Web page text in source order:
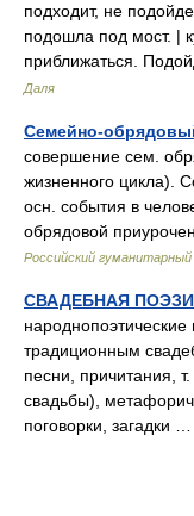
подходит, не
подошла под мост. |
приближаться.
Даля
Семейно-
совершение сем.
жизненного цикла).
осн. события в
обрядовой
Российский гуманитарный
СВАДЕБНАЯ
традиционным
песни, причитания,
свадьбы),
поговорки, загадки